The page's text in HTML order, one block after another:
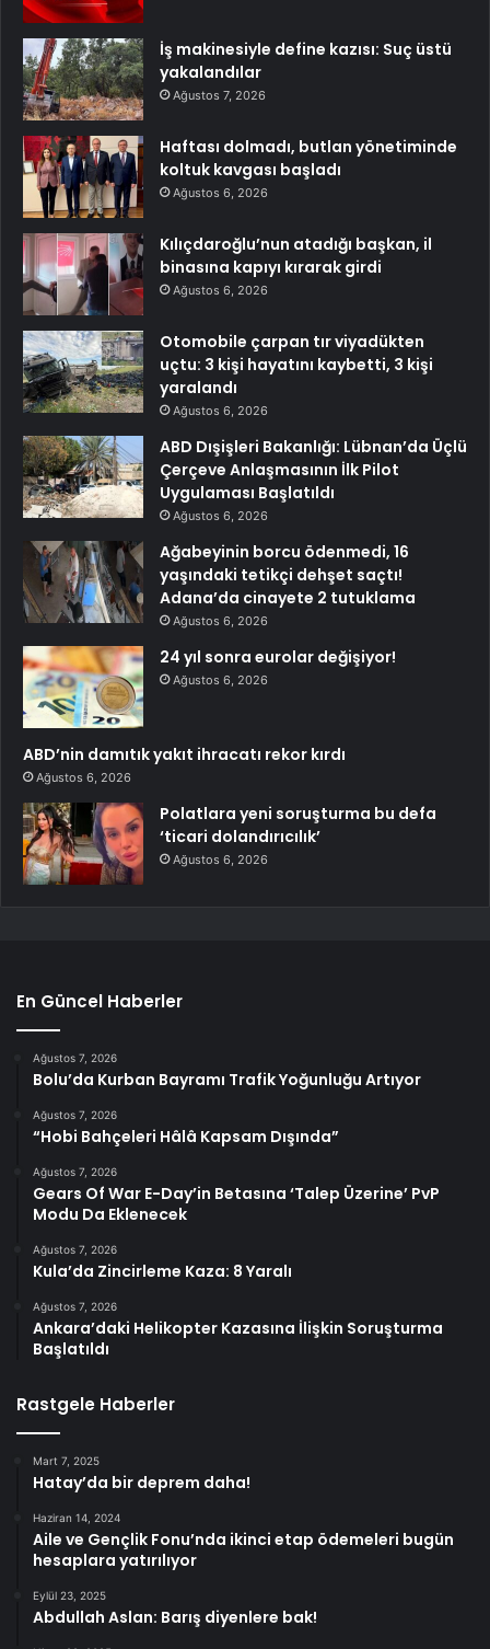
İş makinesiyle define kazısı: Suç üstü
yakalandılar
Ağustos 7, 2026
Haftası dolmadı, butlan yönetiminde
koltuk kavgası başladı
Ağustos 6, 2026
Kılıçdaroğlu’nun atadığı başkan, il
binasına kapıyı kırarak girdi
Ağustos 6, 2026
Otomobile çarpan tır viyadükten
uçtu: 3 kişi hayatını kaybetti, 3 kişi
yaralandı
Ağustos 6, 2026
ABD Dışişleri Bakanlığı: Lübnan’da Üçlü
Çerçeve Anlaşmasının İlk Pilot
Uygulaması Başlatıldı
Ağustos 6, 2026
Ağabeyinin borcu ödenmedi, 16
yaşındaki tetikçi dehşet saçtı!
Adana’da cinayete 2 tutuklama
Ağustos 6, 2026
24 yıl sonra eurolar değişiyor!
Ağustos 6, 2026
ABD’nin damıtık yakıt ihracatı rekor kırdı
Ağustos 6, 2026
Polatlara yeni soruşturma bu defa
‘ticari dolandırıcılık’
Ağustos 6, 2026
En Güncel Haberler
Ağustos 7, 2026
Bolu’da Kurban Bayramı Trafik Yoğunluğu Artıyor
Ağustos 7, 2026
“Hobi Bahçeleri Hâlâ Kapsam Dışında”
Ağustos 7, 2026
Gears Of War E-Day’in Betasına ‘Talep Üzerine’ PvP
Modu Da Eklenecek
Ağustos 7, 2026
Kula’da Zincirleme Kaza: 8 Yaralı
Ağustos 7, 2026
Ankara’daki Helikopter Kazasına İlişkin Soruşturma
Başlatıldı
Rastgele Haberler
Mart 7, 2025
Hatay’da bir deprem daha!
Haziran 14, 2024
Aile ve Gençlik Fonu’nda ikinci etap ödemeleri bugün
hesaplara yatırılıyor
Eylül 23, 2025
Abdullah Aslan: Barış diyenlere bak!